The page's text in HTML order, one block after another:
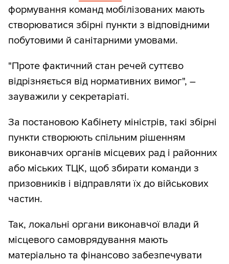
формування команд мобілізованих мають
створюватися збірні пункти з відповідними
побутовими й санітарними умовами.
"Проте фактичний стан речей суттєво
відрізняється від нормативних вимог", –
зауважили у секретаріаті.
За постановою Кабінету міністрів, такі збірні
пункти створюють спільним рішенням
виконавчих органів місцевих рад і районних
або міських ТЦК, щоб збирати команди з
призовників і відправляти їх до військових
частин.
Так, локальні органи виконавчої влади й
місцевого самоврядування мають
матеріально та фінансово забезпечувати